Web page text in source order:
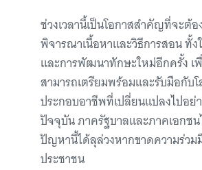
ช่วงเวลานี้เป็นโอกาสสำคัญที่จะต้
พิจารณาเนื้อหาและวิธีการสอน ทั้ง
และการพัฒนาทักษะใหม่อีกครั้ง เ
สามารถเตรียมพร้อมและรับมือกับ
ประกอบอาชีพที่เปลี่ยนแปลงไปอย่า
ปัจจุบัน ภาครัฐบาลและภาคเอกช
ปัญหานี้ได้ลุล่วงหากขาดความร่ว
ประชาชน